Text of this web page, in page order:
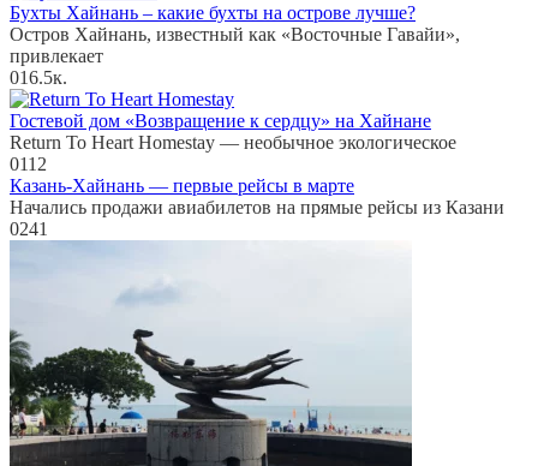
Бухты Хайнань – какие бухты на острове лучше?
Остров Хайнань, известный как «Восточные Гавайи»,
привлекает
016.5к.
Гостевой дом «Возвращение к сердцу» на Хайнане
Return To Heart Homestay — необычное экологическое
0112
Казань-Хайнань — первые рейсы в марте
Начались продажи авиабилетов на прямые рейсы из Казани
0241